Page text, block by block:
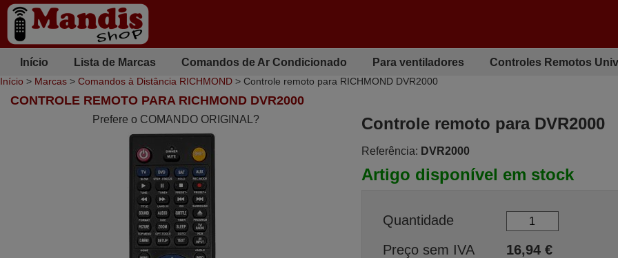
Início Lista de Marcas Comandos de Ar Condicionado Para ventiladores Controles Remotos
Início > Marcas > Comandos à Distância RICHMOND > Controle remoto para RICHMOND DVR2000
CONTROLE REMOTO PARA RICHMOND DVR2000
Prefere o COMANDO ORIGINAL? Controle remoto para DVR2000
Referência: DVR2000
Artigo disponível em stock
Quantidade
Preço sem IVA
16,94€